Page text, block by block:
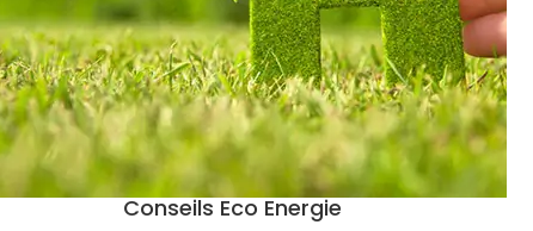
Conseils Eco Energie